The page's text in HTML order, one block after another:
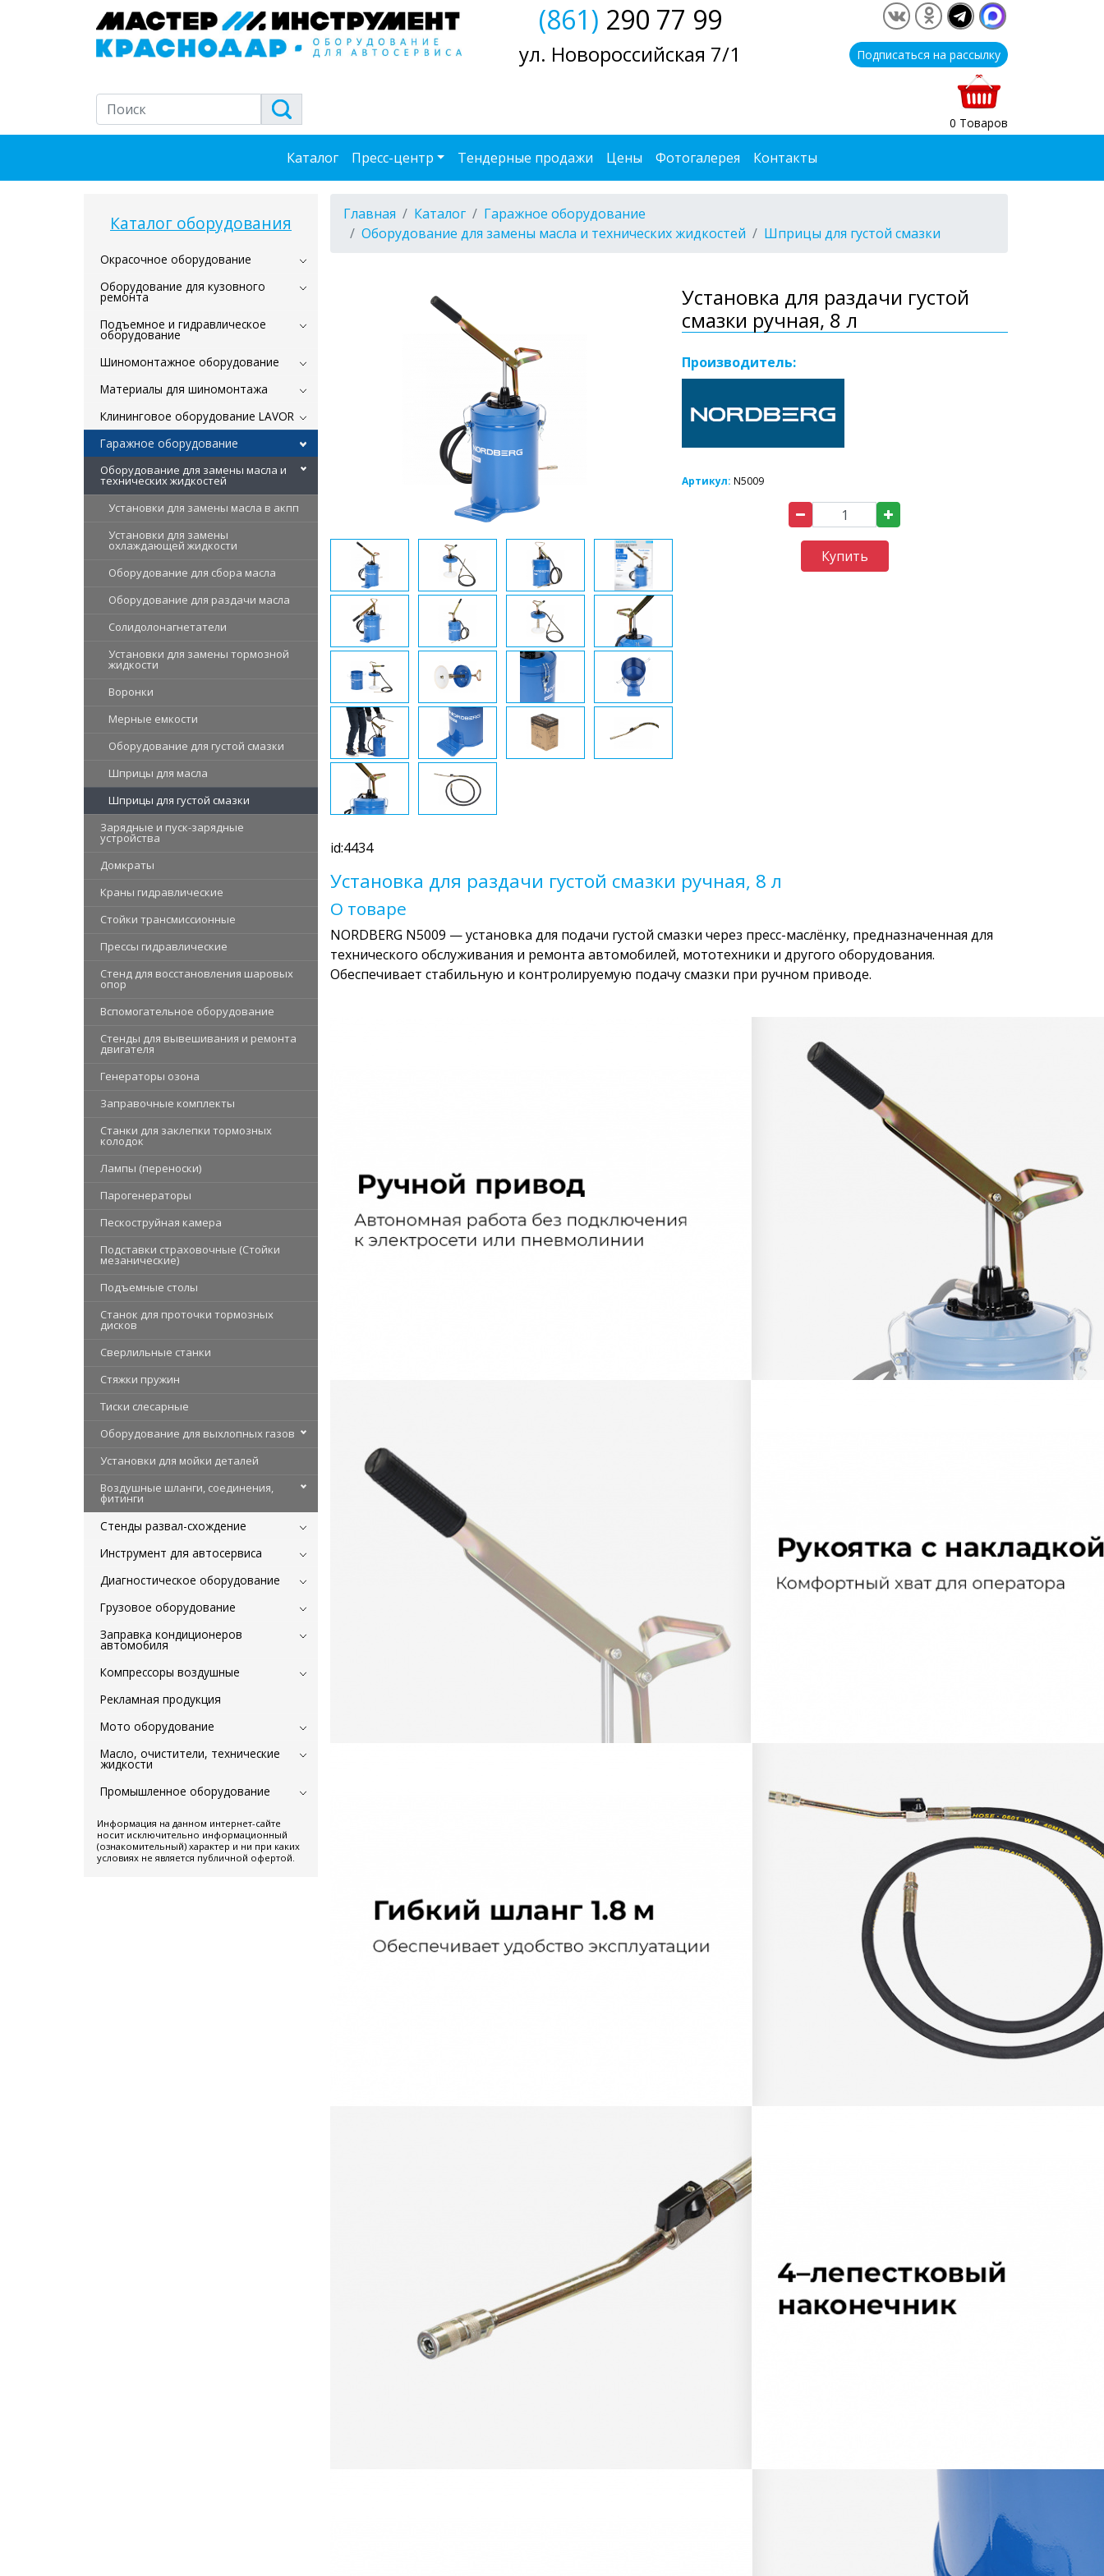
(861) 290 77 99
ул. Новороссийская 7/1 Подписаться на рассылку
0 Товаров
Каталог Пресс-центр Тендерные продажи Цены Фотогалерея Контакты
Каталог оборудования
Окрасочное оборудование
Оборудование для кузовного
ремонта
Подъемное и гидравлическое
оборудование
Шиномонтажное оборудование
Материалы для шиномонтажа
Клининговое оборудование LAVOR
Гаражное оборудование
Оборудование для замены масла и
технических жидкостей
Установки для замены масла в акпп
Установки для замены
охлаждающей жидкости
Оборудование для сбора масла
Оборудование для раздачи масла
Солидолонагнетатели
Установки для замены тормозной
жидкости
Воронки
Мерные емкости
Оборудование для густой смазки
Шприцы для масла
Шприцы для густой смазки
Зарядные и пуск-зарядные
устройства
Домкраты
Краны гидравлические
Стойки трансмиссионные
Прессы гидравлические
Стенд для восстановления шаровых
опор
Вспомогательное оборудование
Стенды для вывешивания и ремонта
двигателя
Генераторы озона
Заправочные комплекты
Станки для заклепки тормозных
колодок
Лампы (переноски)
Парогенераторы
Пескоструйная камера
Подставки страховочные (Стойки
мезанические)
Подъемные столы
Станок для проточки тормозных
дисков
Сверлильные станки
Стяжки пружин
Тиски слесарные
Оборудование для выхлопных газов
Установки для мойки деталей
Воздушные шланги, соединения,
фитинги
Стенды развал-схождение
Инструмент для автосервиса
Диагностическое оборудование
Грузовое оборудование
Заправка кондиционеров
автомобиля
Компрессоры воздушные
Рекламная продукция
Мото оборудование
Масло, очистители, технические
жидкости
Промышленное оборудование
Информация на данном интернет-сайте
носит исключительно информационный
(ознакомительный) характер и ни при каких
условиях не является публичной офертой.
Главная Каталог
Гаражное оборудование
Оборудование для замены масла и технических жидкостей
Шприцы для густой смазки
Установка для раздачи густой
смазки ручная, 8 л
Производитель:
Артикул: N5009
Купить
id:4434
Установка для раздачи густой смазки ручная, 8 л
О товаре
NORDBERG N5009 — установка для подачи густой смазки через пресс-маслёнку, предназначенная для
технического обслуживания и ремонта автомобилей, мототехники и другого оборудования.
Обеспечивает стабильную и контролируемую подачу смазки при ручном приводе.